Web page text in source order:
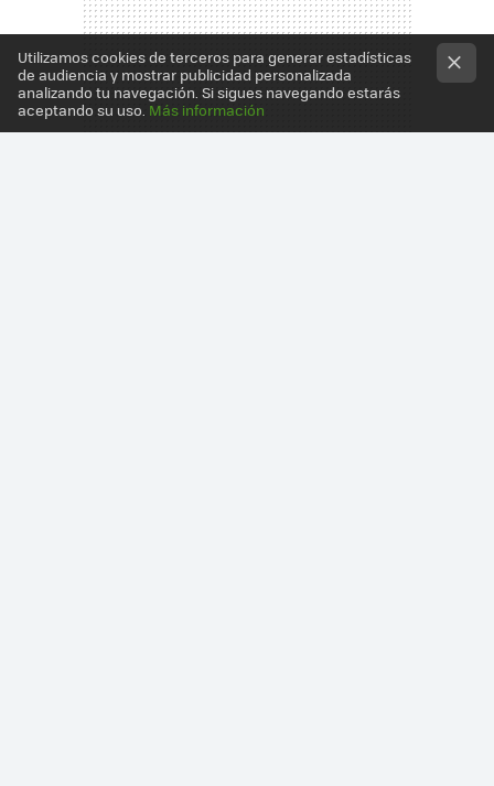
Utilizamos cookies de terceros para generar estadísticas
de audiencia y mostrar publicidad personalizada
analizando tu navegación. Si sigues navegando estarás
aceptando su uso. Más información